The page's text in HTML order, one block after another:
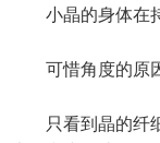
小晶的身体在持
可惜角度的原因
只看到晶的纤细